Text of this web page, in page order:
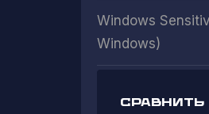
Windows
Windows)